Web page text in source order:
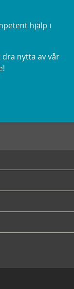
hjälp i
nytta av vår